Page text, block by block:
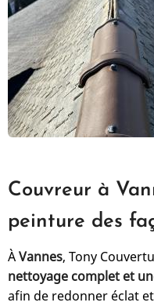
Couvreur à
peinture des
ÀVannes, Tony
nettoyage complet et
afin de redonner éclat